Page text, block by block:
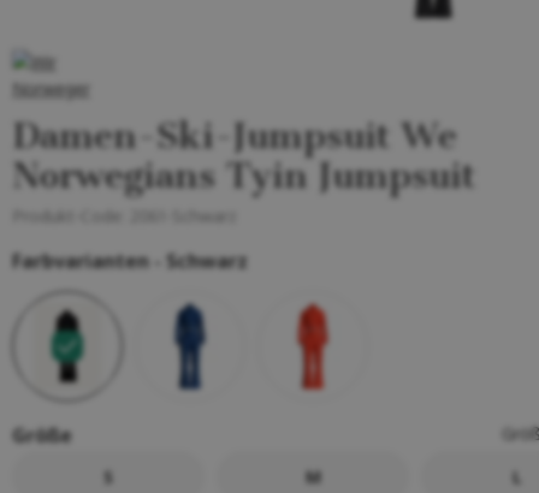
Damen-Ski-Jumpsuit We
Norwegians Tyin Jumpsuit
Farbvarianten - Schwarz
Größe
S
M L